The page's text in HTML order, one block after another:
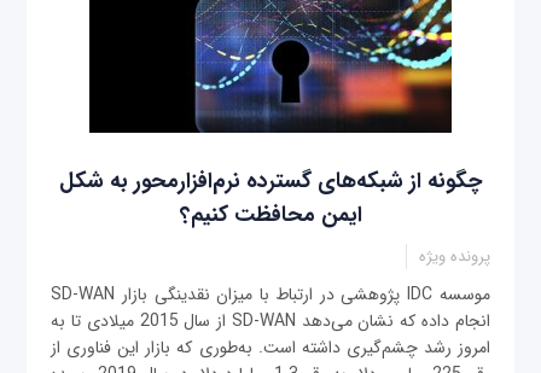
چگونه از شبکه‌های گسترده نرم‌افزار‌محور به شکل
ایمن محافظت کنیم؟
پرونده ویژه
موسسه IDC پژوهشی در ارتباط با میزان نقدینگی بازار SD-WAN
انجام داده که نشان می‌دهد SD-WAN از سال 2015 میلادی تا به
امروز رشد چشم‌گیری داشته است. به‌طوری که بازار این فناوری از